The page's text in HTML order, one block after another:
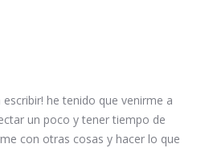
he tenido que venirme a
un poco y tener tiempo de
con otras cosas y hacer lo que